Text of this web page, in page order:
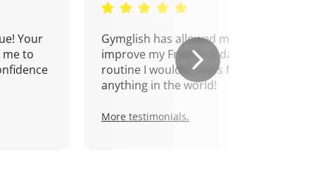
Your
me to
Gymglish has allowed me to
improve my French. A daily
routine I wouldn't miss for
anything in the world!
More testimonials.